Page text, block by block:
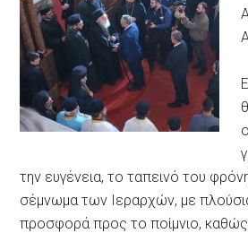
την ευγένεια, το ταπεινό του
σέμνωμα των Ιεραρχών, με
προσφορά προς το ποίμνιο, καθώς